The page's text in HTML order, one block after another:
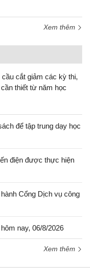
Xem thêm
cắt giảm các kỳ thi,
thiết từ năm học
để tập trung dạy học
điện được thực hiện
Cổng Dịch vụ công
nay, 06/8/2026
Xem thêm